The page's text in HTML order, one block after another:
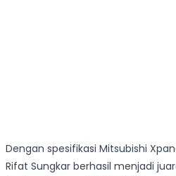
Dengan spesifikasi Mitsubishi
Rifat Sungkar berhasil menjadi